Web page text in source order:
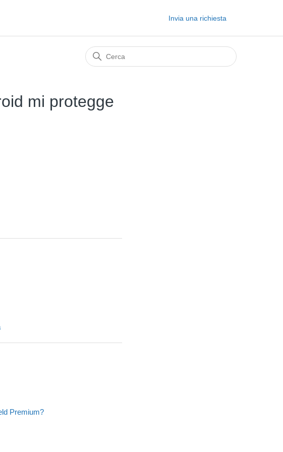
Invia una richiesta
mi protegge
Premium?